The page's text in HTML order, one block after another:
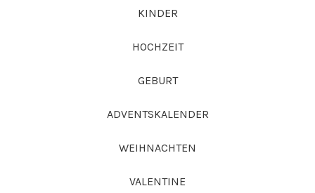
KINDER
HOCHZEIT
GEBURT
ADVENTSKALENDER
WEIHNACHTEN
VALENTINE